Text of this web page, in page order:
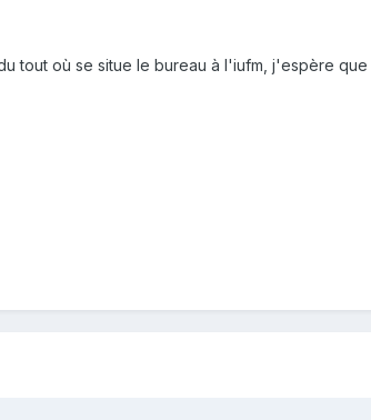
tout où se situe le bureau à l'iufm, j'espère